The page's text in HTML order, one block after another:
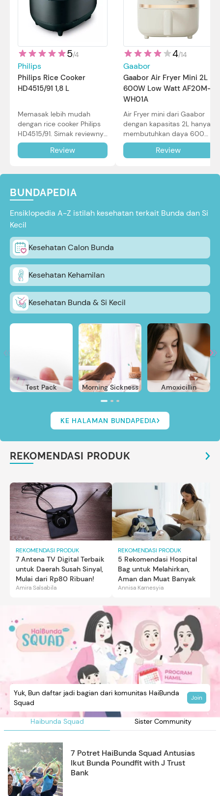
5/4
Philips
Philips Rice Cooker
HD4515/91 1,8 L
Memasak lebih mudah
dengan rice cooker Philips
HD4515/91. Simak reviewnya
di sini.
Review
4/14
Gaabor
Gaabor Air Fryer Mini 2L
600W Low Watt AF20M-
WH01A
Air Fryer mini dari Gaabor
dengan kapasitas 2L hanya
membutuhkan daya 600W
dalam pemakaian. Simak
review selengkapnya di sini.
Review
BUNDAPEDIA
Ensiklopedia A-Z istilah kesehatan terkait Bunda dan Si
Kecil
Kesehatan Calon Bunda
Kesehatan Kehamilan
Kesehatan Bunda & Si Kecil
Test Pack Morning Sickness Amoxicillin
KE HALAMAN BUNDAPEDIA
REKOMENDASI PRODUK
REKOMENDASI PRODUK
7 Antena TV Digital Terbaik
untuk Daerah Susah Sinyal,
Mulai dari Rp80 Ribuan!
Amira Salsabila
REKOMENDASI PRODUK
5 Rekomendasi Hospital
Bag untuk Melahirkan,
Aman dan Muat Banyak
Annisa Karnesyia
Haibunda Squad Sister Community
Yuk, Bun daftar jadi bagian dari komunitas HaiBunda
Squad
Join
7 Potret HaiBunda Squad Antusias
Ikut Bunda Poundfit with J Trust
Bank